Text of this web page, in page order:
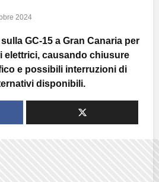
2024
GC-15 a Gran Canaria per
elettrici, causando chiusure
e possibili interruzioni di
disponibili.